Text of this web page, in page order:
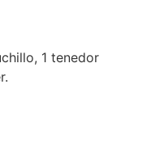
1 tenedor